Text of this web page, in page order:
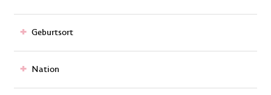
Geburtsort
Nation